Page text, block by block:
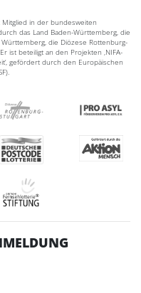
in der bundesweiten
das Land Baden-Württemberg, die
die Diözese Rottenburg-
ist beteiligt an den Projekten ‚NIFA-
gefördert durch den Europäischen